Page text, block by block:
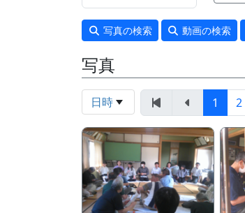
写真の検索 動画の検索
写真
日時 1 2